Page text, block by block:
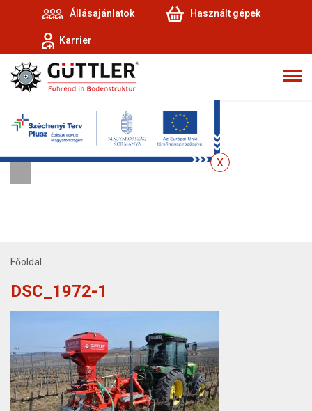
Állásajánlatok Használt gépek
Karrier
Főoldal
DSC_1972-1